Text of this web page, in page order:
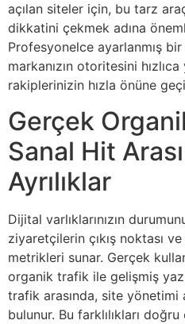
açılan siteler için, bu tarz
dikkatini çekmek adına
Profesyonelce ayarlanmış
markanızın otoritesini
rakiplerinizin hızla önüne
Gerçek
Sanal Hit
Ayrılıklar
Dijital varlıklarınızın
ziyaretçilerin çıkış noktası
metrikleri sunar. Gerçek
organik trafik ile gelişmiş
trafik arasında, site yönetimi
bulunur. Bu farklılıkları